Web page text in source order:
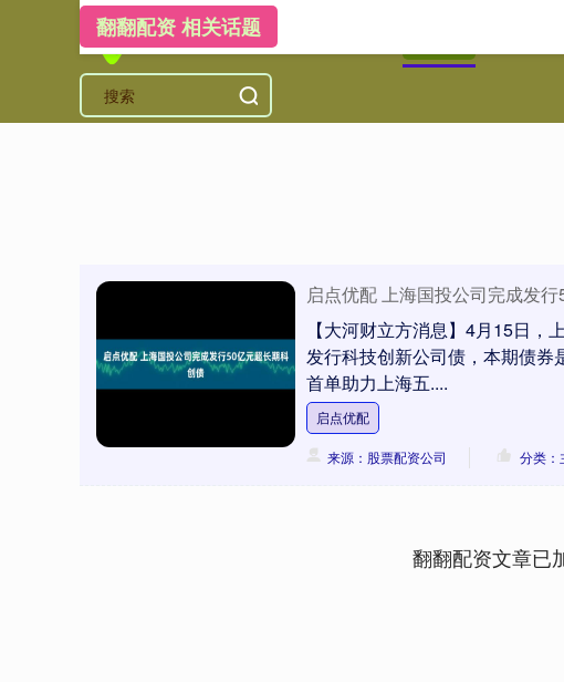
翻翻配资 相关话题
启点优配 上海国投公司完成发
【大河财立方消息】4月15日
发行科技创新公司债，本期债券
首单助力上海五....
启点优配
来源：股票配资公司 分类：
翻翻配资文章已